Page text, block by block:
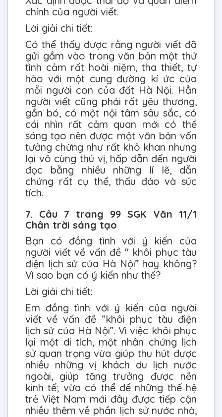
chính của người viết.
Lời giải chi tiết:
Có thể thấy được rằng người viết đã
gửi gắm vào trong văn bản một thứ
tình cảm rất hoài niệm, tha thiết, tự
hào với một cung đường kí ức của
mỗi người con của đất Hà Nội. Hẳn
người viết cũng phải rất yêu thương,
gắn bó, có một nội tâm sâu sắc, có
cái nhìn rất cảm quan mới có thể
sáng tạo nên được một văn bản vốn
tưởng chừng như rất khô khan nhưng
lại vô cùng thú vị, hấp dẫn đến người
đọc bằng nhiều những lí lẽ, dẫn
chứng rất cụ thể, thấu đáo và súc
tích.
7. Câu 7 trang 99 SGK Văn 11/1
Chân trời sáng tạo
Bạn có đồng tình với ý kiến của
người viết về vấn đề " khôi phục tàu
điện lịch sử của Hà Nội” hay không?
Vì sao bạn có ý kiến như thế?
Lời giải chi tiết:
Em đồng tình với ý kiến của người
viết về vấn đề “khôi phục tàu điện
lịch sử của Hà Nội”. Vì việc khôi phục
lại một di tích, một nhân chứng lịch
sử quan trọng vừa giúp thu hút được
nhiều những vị khách du lịch nước
ngoài, giúp tăng trưởng được nền
kinh tế; vừa có thể để những thế hệ
trẻ Việt Nam mới đây được tiếp cận
nhiều thêm về phần lịch sử nước nhà,